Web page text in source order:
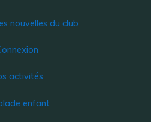
nouvelles du club
activités
enfant